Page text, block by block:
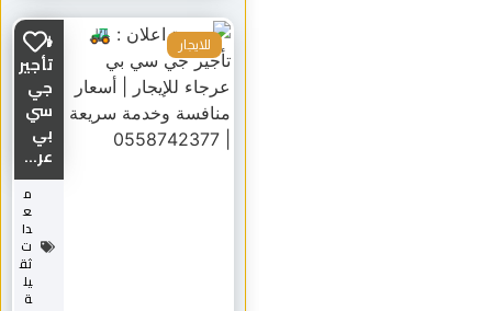
🚜
تأجير
جي
سي
بي
عر...
ع
دا
ت
ثق
يل
ة
للايجار